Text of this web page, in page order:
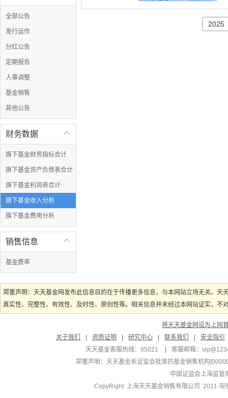
全部公告
发行运作
分红公告
定期报告
人事调整
基金销售
其他公告

财务数据
旗下基金财务指标合计
旗下基金资产负债表合计
旗下基金利润表合计
旗下基金收入分析
旗下基金费用分析

销售信息
基金费率
2025
郑重声明：天天基金网发布此信息目的在于传播更多信息，与本网站立场无关。
真实性、完整性、有效性、及时性、原创性等。相关信息并未经过本网站证实，
将天天基金网设为上网
关于我们
资质证明 研究中心 联系我们
安全指引
天天基金客服热线：95021
客服邮箱：
郑重声明： 天天基金系证监会批准的基金销售机构
中国证监会上海监管
CopyRight 上海天天基金销售有限公司 2011-